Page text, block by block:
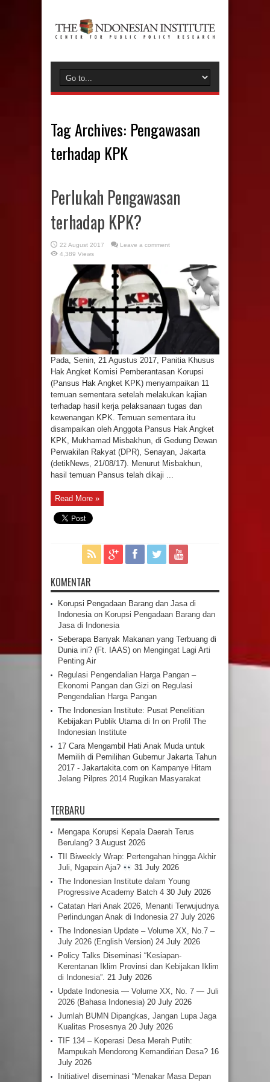
Tag Archives: Pengawasan
terhadap KPK
Perlukah Pengawasan
terhadap KPK?
22 August 2017
Leave a comment
4,389 Views
Pada, Senin, 21 Agustus 2017, Panitia Khusus
Hak Angket Komisi Pemberantasan Korupsi
(Pansus Hak Angket KPK) menyampaikan 11
temuan sementara setelah melakukan kajian
terhadap hasil kerja pelaksanaan tugas dan
kewenangan KPK. Temuan sementara itu
disampaikan oleh Anggota Pansus Hak Angket
KPK, Mukhamad Misbakhun, di Gedung Dewan
Perwakilan Rakyat (DPR), Senayan, Jakarta
(detikNews, 21/08/17). Menurut Misbakhun,
hasil temuan Pansus telah dikaji ...
Read More »
KOMENTAR
Korupsi Pengadaan Barang dan Jasa di
Indonesiaon Korupsi Pengadaan Barang dan
Jasa di Indonesia
Seberapa Banyak Makanan yang Terbuang di
Dunia ini? (Ft. IAAS) on Mengingat Lagi Arti
Penting Air
Regulasi Pengendalian Harga Pangan –
Ekonomi Pangan dan Gizi on Regulasi
Pengendalian Harga Pangan
The Indonesian Institute: Pusat Penelitian
Kebijakan Publik Utama di In on Profil The
Indonesian Institute
17 Cara Mengambil Hati Anak Muda untuk
Memilih di Pemilihan Gubernur Jakarta Tahun
2017 - Jakartakita.com on Kampanye Hitam
Jelang Pilpres 2014 Rugikan Masyarakat
TERBARU
Mengapa Korupsi Kepala Daerah Terus
Berulang? 3 August 2026
TII Biweekly Wrap: Pertengahan hingga Akhir
Juli, Ngapain Aja?
31 July 2026
The Indonesian Institute dalam Young
Progressive Academy Batch 4 30 July 2026
Catatan Hari Anak 2026, Menanti Terwujudnya
Perlindungan Anak di Indonesia 27 July 2026
The Indonesian Update – Volume XX, No.7 –
July 2026 (English Version) 24 July 2026
Policy Talks Diseminasi “Kesiapan-
Kerentanan Iklim Provinsi dan Kebijakan Iklim
di Indonesia”. 21 July 2026
Update Indonesia — Volume XX, No. 7 — Juli
2026 (Bahasa Indonesia) 20 July 2026
Jumlah BUMN Dipangkas, Jangan Lupa Jaga
Kualitas Prosesnya 20 July 2026
TIF 134 – Koperasi Desa Merah Putih:
Mampukah Mendorong Kemandirian Desa? 16
July 2026
Initiative! diseminasi “Menakar Masa Depan